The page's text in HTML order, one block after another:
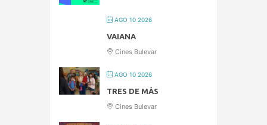
AGO 10 2026
VAIANA
Cines Bulevar
AGO 10 2026
TRES DE MÁS
Cines Bulevar